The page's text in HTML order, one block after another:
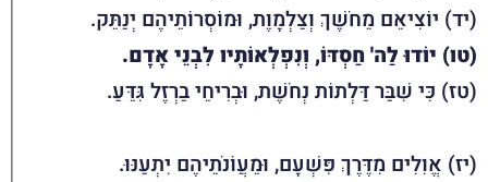
(יד) יוֹצִיאֵם מֵחֹשֶׁךְ וְצַלְמָוֶת, וּמוֹסְרוֹתֵיהֶם יְנַתֵּק.
(טו) יוֹדוּ לַה' חַסְדּוֹ, וְנִפְלְאוֹתָיו לִבְנֵי אָדָם.
(טז) כִּי שִׁבַּר דַּלְתוֹת נְחֹשֶׁת, וּבְרִיחֵי בַרְזֶל גִּדֵּעַ.
(יז) אֱוִלִים מִדֶּרֶךְ פִּשְׁעָם, וּמֵעֲוֹנֹתֵיהֶם יִתְעַנּוּ.